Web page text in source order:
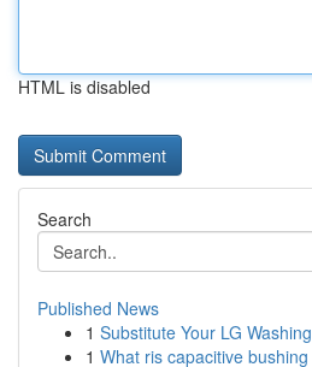
HTML is disabled
Search
Published News
1 Substitute Your LG
1 What ris capacitive